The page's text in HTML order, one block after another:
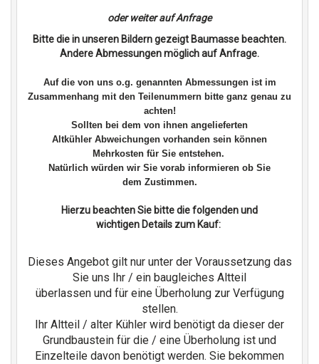
oder weiter auf Anfrage
Bitte die in unseren Bildern gezeigt Baumasse beachten.
Andere Abmessungen möglich auf Anfrage.
Auf die von uns o.g. genannten Abmessungen ist im
Zusammenhang mit den Teilenummern bitte ganz genau zu
achten!
Sollten bei dem von ihnen angelieferten
Altkühler Abweichungen vorhanden sein können
Mehrkosten für Sie entstehen.
Natürlich würden wir Sie vorab informieren ob Sie
dem Zustimmen.
Hierzu beachten Sie bitte die folgenden und
wichtigen Details zum Kauf:
Dieses Angebot gilt nur unter der Voraussetzung das
Sie uns Ihr / ein baugleiches Altteil
überlassen und für eine Überholung zur Verfügung
stellen.
Ihr Altteil / alter Kühler wird benötigt da dieser der
Grundbaustein für die / eine Überholung ist und
Einzelteile davon benötigt werden. Sie bekommen